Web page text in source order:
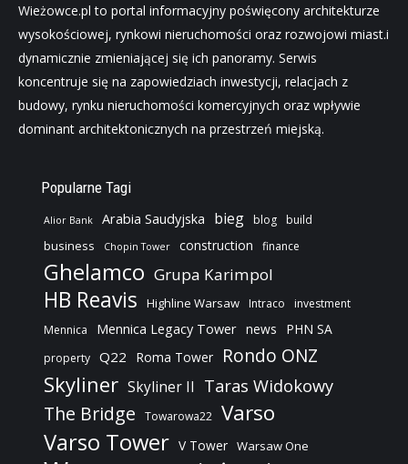
Wieżowce.pl to portal informacyjny poświęcony architekturze
wysokościowej, rynkowi nieruchomości oraz rozwojowi miast.i
dynamicznie zmieniającej się ich panoramy. Serwis
koncentruje się na zapowiedziach inwestycji, relacjach z
budowy, rynku nieruchomości komercyjnych oraz wpływie
dominant architektonicznych na przestrzeń miejską.
Popularne Tagi
Alior Bank Arabia Saudyjska bieg blog build
business Chopin Tower construction finance
Ghelamco Grupa Karimpol
HB Reavis Highline Warsaw Intraco
investment
Mennica
Mennica Legacy Tower news PHN SA
property Q22 Roma Tower Rondo ONZ
Skyliner Skyliner II Taras Widokowy
The Bridge Towarowa22 Varso
Varso Tower V Tower Warsaw One